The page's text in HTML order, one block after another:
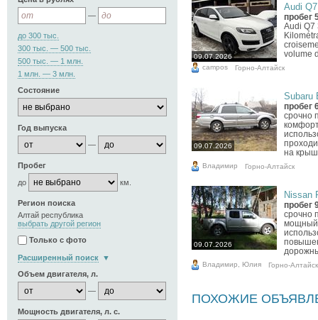
—
до 300 тыс.
300 тыс. — 500 тыс.
500 тыс. — 1 млн.
1 млн. — 3 млн.
Состояние
Год выпуска
—
Пробег
до
км.
Регион поиска
Алтай республика
выбрать другой регион
Только с фото
Расширенный поиск
Объем двигателя, л.
—
Мощность двигателя, л. с.
09.07.2026
Audi
пробег
Audi Q7
volume
campos Горно-Алтайск
09.07.2026
Subaru
пробег
срочно
на
Владимир Горно-Алтайск
09.07.2026
Nissan
пробег
срочно
Владимир, Юлия Горно-Алтайск
ПОХОЖИЕ